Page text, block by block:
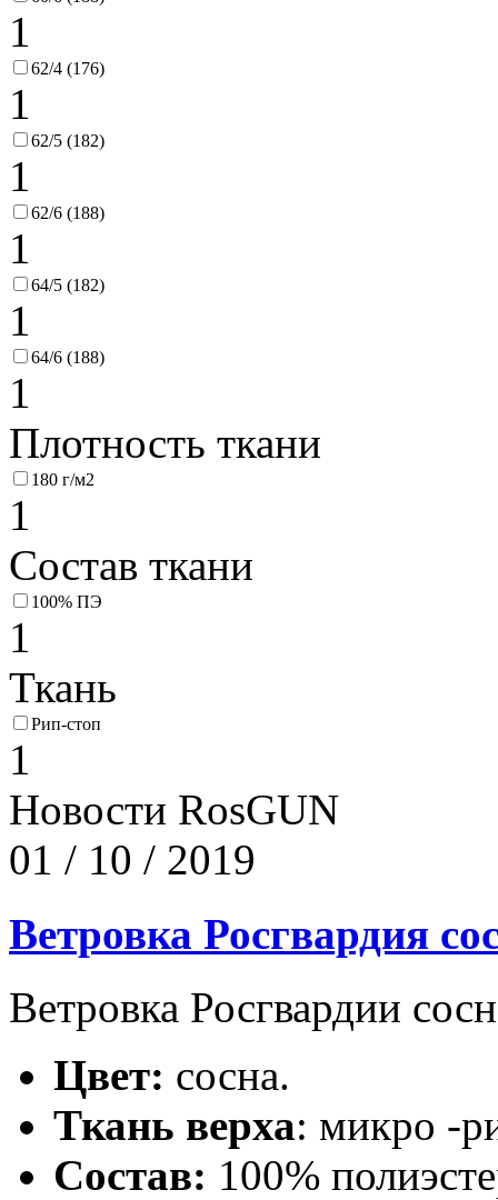
1
62/4 (176)
1
62/5 (182)
1
62/6 (188)
1
64/5 (182)
1
64/6 (188)
1
Плотность ткани
180 г/м2
1
Состав ткани
100% ПЭ
1
Ткань
Рип-стоп
1
Новости RosGUN
01 / 10 / 2019
Ветровка Росгвардия
Ветровка Росгвардии
Цвет: сосна.
Ткань верха: микро -
Состав: 100%